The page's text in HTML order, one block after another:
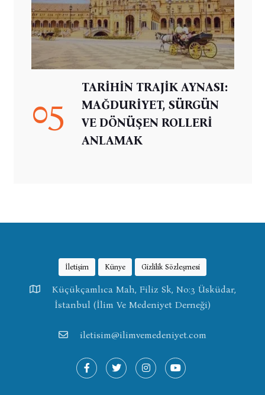
05
TARİHİN TRAJİK AYNASI:
MAĞDURİYET, SÜRGÜN
VE DÖNÜŞEN ROLLERİ
ANLAMAK
İletişim Künye Gizlilik Sözleşmesi
Küçükçamlıca Mah, Filiz Sk, No:3 Üsküdar,
İstanbul (İlim Ve Medeniyet Derneği)
iletisim@ilimvemedeniyet.com